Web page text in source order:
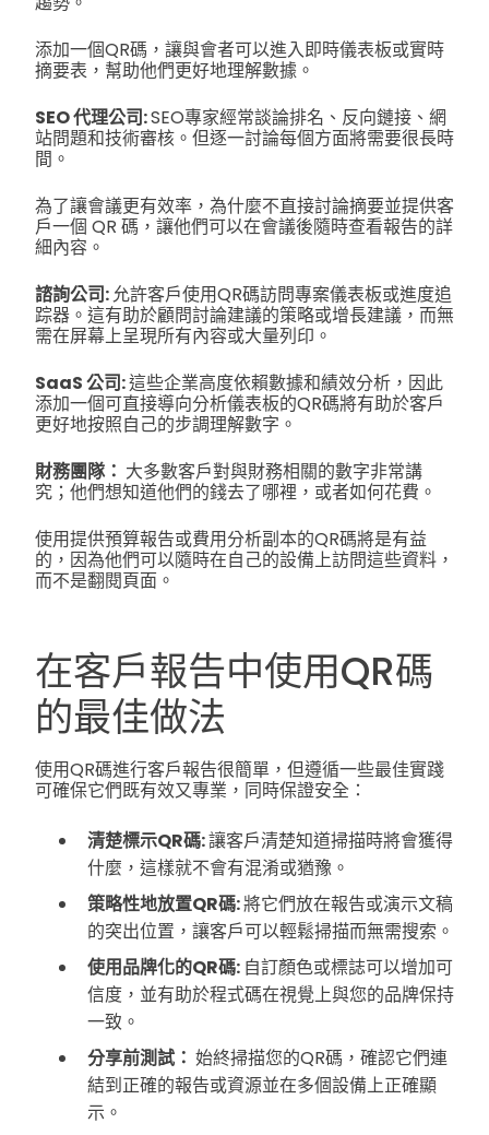
添加一個QR碼，讓與會者可以進入即時儀表板或實時
摘要表，幫助他們更好地理解數據。
SEO 代理公司:SEO專家經常談論排名、反向鏈接、網
站問題和技術審核。但逐一討論每個方面將需要很長時
間。
為了讓會議更有效率，為什麼不直接討論摘要並提供客
戶一個 QR 碼，讓他們可以在會議後隨時查看報告的詳
細內容。
諮詢公司:允許客戶使用QR碼訪問專案儀表板或進度追
踪器。這有助於顧問討論建議的策略或增長建議，而無
需在屏幕上呈現所有內容或大量列印。
SaaS 公司:這些企業高度依賴數據和績效分析，因此
添加一個可直接導向分析儀表板的QR碼將有助於客戶
更好地按照自己的步調理解數字。
財務團隊： 大多數客戶對與財務相關的數字非常講
究；他們想知道他們的錢去了哪裡，或者如何花費。
使用提供預算報告或費用分析副本的QR碼將是有益
的，因為他們可以隨時在自己的設備上訪問這些資料，
而不是翻閱頁面。
在客戶報告中使用QR碼
的最佳做法
使用QR碼進行客戶報告很簡單，但遵循一些最佳實踐
可確保它們既有效又專業，同時保證安全：
清楚標示QR碼:讓客戶清楚知道掃描時將會獲得
什麼，這樣就不會有混淆或猶豫。
策略性地放置QR碼:將它們放在報告或演示文稿
的突出位置，讓客戶可以輕鬆掃描而無需搜索。
使用品牌化的QR碼: 自訂顏色或標誌可以增加可
信度，並有助於程式碼在視覺上與您的品牌保持
一致。
分享前測試： 始終掃描您的QR碼，確認它們連
結到正確的報告或資源並在多個設備上正確顯
示。